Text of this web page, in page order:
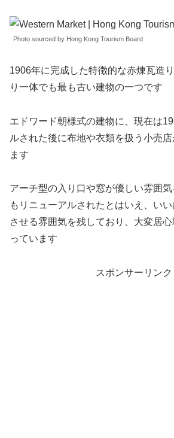
Photo sourced by Hong Kong Tourism Board
1906年に完成した特徴的な赤煉瓦造
り一体でも最も古い建物の一つです
エドワード朝様式の建物に、現在は
ルされた後に布地や衣類を扱う小売
ます
アーチ型の入り口や窓が優しい雰囲
もリニューアルされたとはいえ、い
させる雰囲気を残しており、大変居
っています
スポンサーリンク